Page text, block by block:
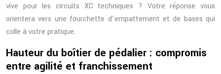
vive pour les circuits XC techniques ? Votre réponse vous
orientera vers une fourchette d’empattement et de bases qui
colle à votre pratique.
Hauteur du boîtier de pédalier : compromis
entre agilité et franchissement